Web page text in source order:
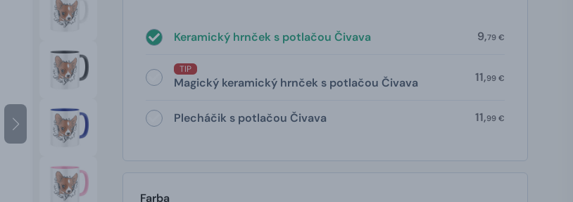
Keramický hrnček s potlačou Čivava 9,79 €
TIP
Magický keramický hrnček s potlačou Čivava 11,99 €
Plecháčik s potlačou Čivava 11,99 €
Farba